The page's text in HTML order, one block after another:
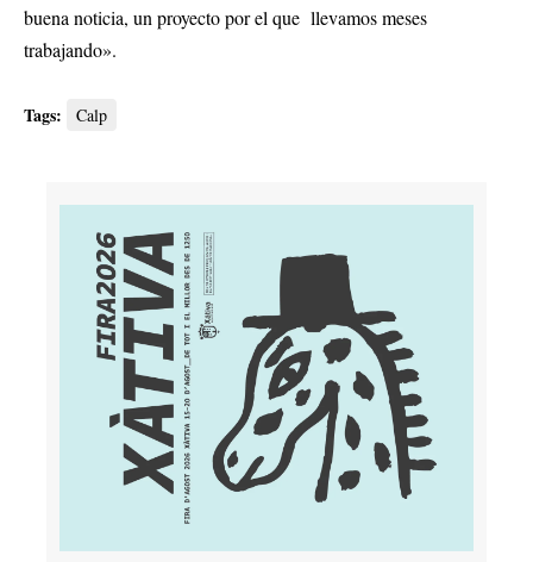
buena noticia, un proyecto por el que llevamos meses
trabajando».
Tags: Calp